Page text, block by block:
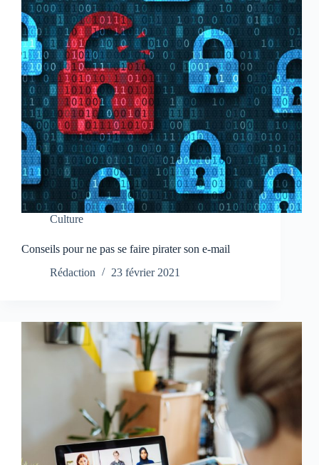
Culture
Conseils pour ne pas se faire pirater son e-mail
Rédaction
23 février 2021